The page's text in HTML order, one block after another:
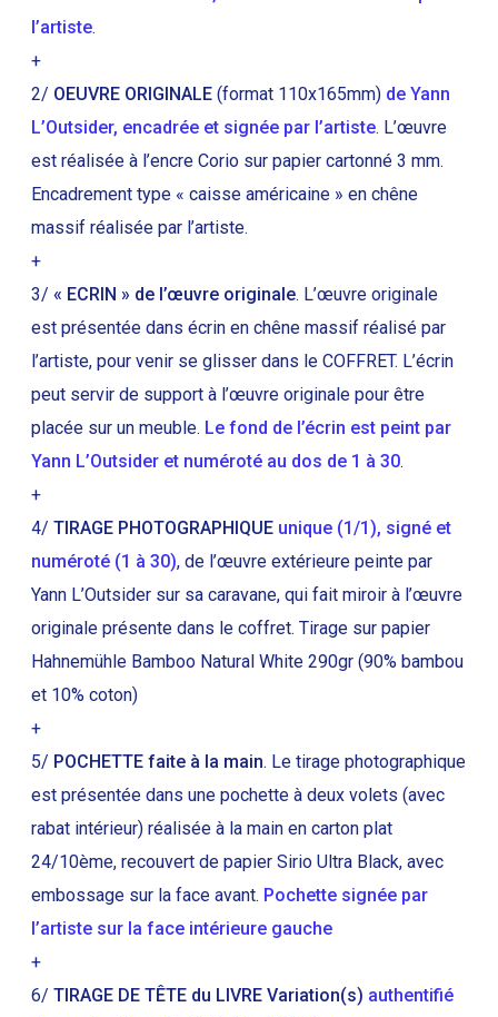
l’artiste.
+
2/ OEUVRE ORIGINALE (format 110x165mm) de Yann
L’Outsider, encadrée et signée par l’artiste. L’œuvre
est réalisée à l’encre Corio sur papier cartonné 3 mm.
Encadrement type « caisse américaine » en chêne
massif réalisée par l’artiste.
+
3/ « ECRIN » de l’œuvre originale. L’œuvre originale
est présentée dans écrin en chêne massif réalisé par
l’artiste, pour venir se glisser dans le COFFRET. L’écrin
peut servir de support à l’œuvre originale pour être
placée sur un meuble. Le fond de l’écrin est peint par
Yann L’Outsider et numéroté au dos de 1 à 30.
+
4/ TIRAGE PHOTOGRAPHIQUE unique (1/1), signé et
numéroté (1 à 30), de l’œuvre extérieure peinte par
Yann L’Outsider sur sa caravane, qui fait miroir à l’œuvre
originale présente dans le coffret. Tirage sur papier
Hahnemühle Bamboo Natural White 290gr (90% bambou
et 10% coton)
+
5/ POCHETTE faite à la main. Le tirage photographique
est présentée dans une pochette à deux volets (avec
rabat intérieur) réalisée à la main en carton plat
24/10ème, recouvert de papier Sirio Ultra Black, avec
embossage sur la face avant. Pochette signée par
l’artiste sur la face intérieure gauche
+
6/ TIRAGE DE TÊTE du LIVRE Variation(s) authentifié